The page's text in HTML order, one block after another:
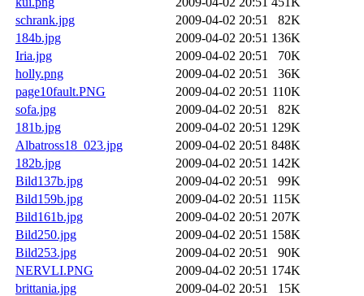
schrank.jpg
2009-04-02 20:51
82K
184b.jpg
2009-04-02 20:51 136K
Iria.jpg
2009-04-02 20:51
70K
holly.png
2009-04-02 20:51
36K
page10fault.PNG
2009-04-02 20:51 110K
sofa.jpg
2009-04-02 20:51
82K
181b.jpg
2009-04-02 20:51 129K
Albatross18_023.jpg
2009-04-02 20:51 848K
182b.jpg
2009-04-02 20:51 142K
Bild137b.jpg
2009-04-02 20:51
99K
Bild159b.jpg
2009-04-02 20:51 115K
Bild161b.jpg
2009-04-02 20:51 207K
Bild250.jpg
2009-04-02 20:51 158K
Bild253.jpg
2009-04-02 20:51
90K
NERVLI.PNG
2009-04-02 20:51 174K
brittania.jpg
2009-04-02 20:51
15K